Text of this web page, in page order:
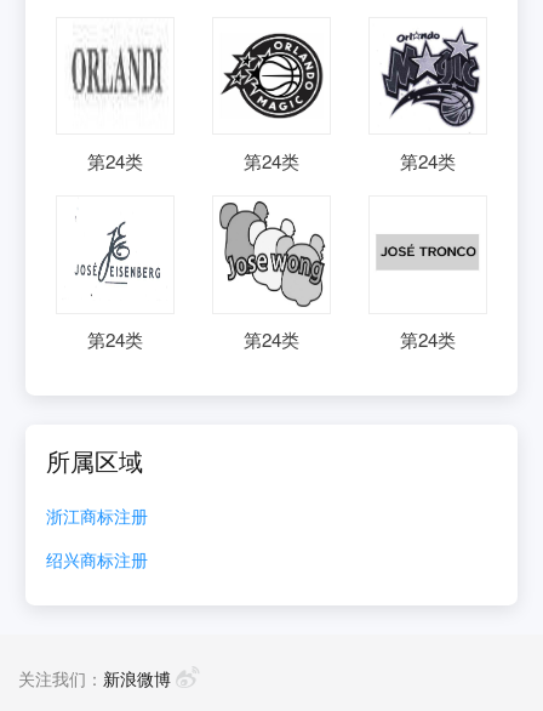
第24类 第24类 第24类
第24类 第24类 第24类
所属区域
浙江商标注册
绍兴商标注册